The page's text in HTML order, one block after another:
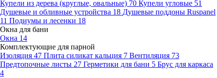
Купели из дерева (круглые, овальные) 70 Купели угловые 51
Душевые и обливные устройства 18 Душевые поддоны Ruspanel
11 Подиумы и лесенки 18
Окна для бани
Окна 14
Комплектующие для парной
Изоляция 47 Плита силикат кальция 7 Вентиляция 73
Предтопочные листы 27 Герметики для бани 5 Брус для каркаса
4